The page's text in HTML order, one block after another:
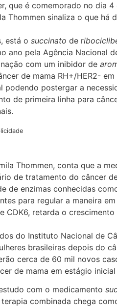
que é comemorado no dia
Thommen sinaliza o que
está o succinato de r
ano pela Agência Nacional
com um inibidor de
de mama RH+/HER2-
podendo postergar a
de primeira linha para
Thommen, conta que a
de tratamento do câncer
de enzimas conhecidas
para regular a maneira
CDK6, retarda o
do Instituto Nacional de
brasileiras depois do
cerca de 60 mil novos
de mama em estágio
com o medicamento
combinada chega